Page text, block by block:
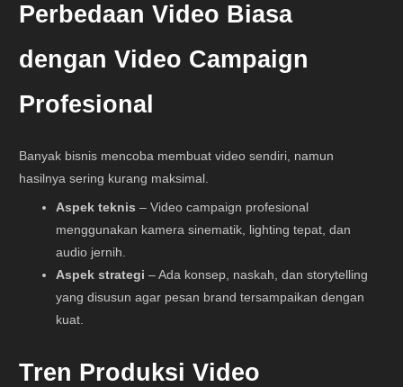
Perbedaan Video Biasa
dengan Video Campaign
Profesional
Banyak bisnis mencoba membuat video sendiri, namun
hasilnya sering kurang maksimal.
Aspek teknis – Video campaign profesional
menggunakan kamera sinematik, lighting tepat, dan
audio jernih.
Aspek strategi – Ada konsep, naskah, dan storytelling
yang disusun agar pesan brand tersampaikan dengan
kuat.
Tren Produksi Video